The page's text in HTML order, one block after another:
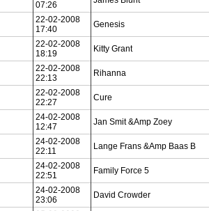
07:26
22-02-2008
17:40
Genesis
22-02-2008
18:19
Kitty Grant
22-02-2008
22:13
Rihanna
22-02-2008
22:27
Cure
24-02-2008
12:47
Jan Smit &Amp Zoey
24-02-2008
22:11
Lange Frans &Amp Baas B
24-02-2008
22:51
Family Force 5
24-02-2008
23:06
David Crowder